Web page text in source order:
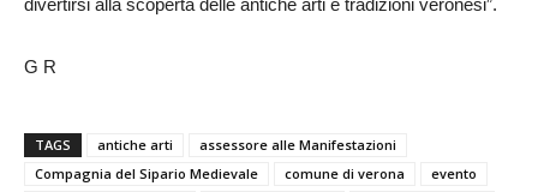
divertirsi alla scoperta delle antiche arti e tradizioni veronesi”.
G R
TAGS antiche arti
assessore alle Manifestazioni
Compagnia del Sipario Medievale
comune di verona
evento